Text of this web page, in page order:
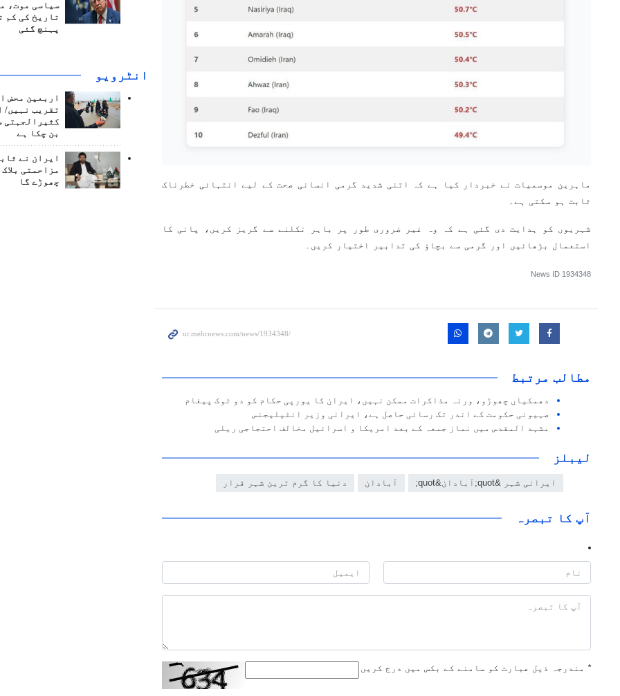
ماہرین موسمیات نے خبردار کیا ہے کہ اتنی شدید گرمی انسانی صحت کے لیے انتہائی خطرناک
ثابت ہو سکتی ہے۔
شہریوں کو ہدایت دی گئی ہے کہ وہ غیر ضروری طور پر باہر نکلنے سے گریز کریں، پانی کا
استعمال بڑھائیں اور گرمی سے بچاؤ کی تدابیر اختیار کریں۔
News ID 1934348
مطالب مرتبط
دھمکیاں چھوڑو، ورنہ مذاکرات ممکن نہیں، ایران کا یورپی حکام کو دو ٹوک پیغام
صہیونی حکومت کے اندر تک رسائی حاصل ہے، ایرانی وزیر انٹیلیجنس
مشہد المقدس میں نماز جمعہ کے بعد امریکا و اسرائیل مخالف احتجاجی ریلی
لیبلز
ایرانی شہر &quot;آبادان&quot; آبادان دنیا کا گرم ترین شہر قرار
آپ کا تبصرہ
* مندرجہ ذیل عبارت کو سامنے کے بکس میں درج کریں
سیاسی موت،
تاریخ کی کم
پہنچ گئی
انٹرويو
اربعین محض
تقریب نہیں/
کثیرالجہتی
بن چکا ہے
ایران نے
مزاحمتی
چھوڑے گا